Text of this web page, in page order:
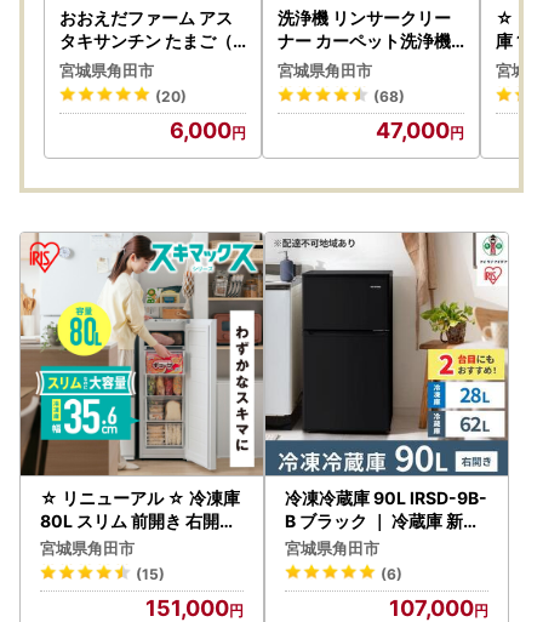
※ふるさと納税では領収証がございませんので、寄附受領証
明書を保管ください。
※保証期間の開始日は、返礼品のお届け日から対象といたし
ます。
※保証適用外品もありますことご承知おきください。
※未開封・未使用であっても、メーカー保証の期間は変わり
保証期間内に故障や不具合が生じた場合は、保証規定にした
スオーヤマ公式HP内「お客様サポート・お問合せ」或いは
同梱されている保証書に記載の連絡先までお問い合わせくだ
さい。
～問い合わせについて～
JTBふるさと納税コールセンター
TEL：0120-426-371
お問い合わせフォーム：https://faq.furu-po.com/helpdes
k?category_id=231&site_domain=furusato
営業時間：10：00～17：00（1/1～1/3を除く）
商品不具合などのお問い合わせも、こちらのお問い合わせ先
までご連絡をお願い致します。
レビューへの書き込みでは対応できませんのでご了承願いま
おおえだファーム アス
タキサンチン たまご（
白）Lサイズ 30個入り
｜たまご
宮城県角田市
(20)
6,000
洗浄機 リンサークリー
ナー カーペット洗浄機
車内掃除機 自動ポンプ
式 アイリスオーヤマ RN
S-P10-W
宮城県角田市
(68)
47,000
☆ リ
庫
ホワ
ヤマ
キマ
宮城
☆ リニューアル ☆ 冷凍庫
80L スリム 前開き 右開き
アイリスオーヤマ スキマ
ックス IUSN-S8D-W ホワ
イト
宮城県角田市
(15)
151,000
冷凍冷蔵庫 90L IRSD-9B-
B ブラック ｜ 冷蔵庫 新生
活 ひとり暮らし アイリス
オーヤマ
宮城県角田市
(6)
107,000